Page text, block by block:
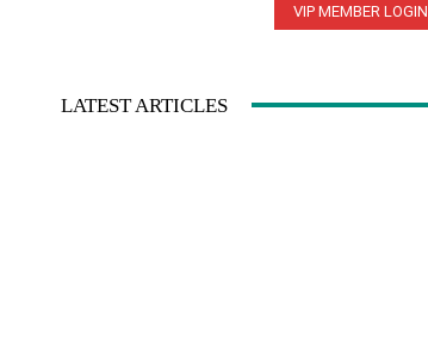
VIP MEMBER LOGIN
LATEST ARTICLES